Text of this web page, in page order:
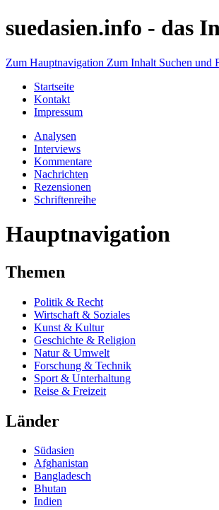
suedasien.info - das
Zum Hauptnavigation Zum Inhalt Suchen und
Startseite
Kontakt
Impressum
Analysen
Interviews
Kommentare
Nachrichten
Rezensionen
Schriftenreihe
Hauptnavigation
Themen
Politik & Recht
Wirtschaft & Soziales
Kunst & Kultur
Geschichte & Religion
Natur & Umwelt
Forschung & Technik
Sport & Unterhaltung
Reise & Freizeit
Länder
Südasien
Afghanistan
Bangladesch
Bhutan
Indien